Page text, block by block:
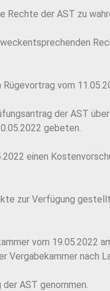
Rechte der AST zu
Rügevortrag vom
der AST
gebeten.
einen
zur Verfügung
vom 19.05.2022
Vergabekammer nach
AST genommen.